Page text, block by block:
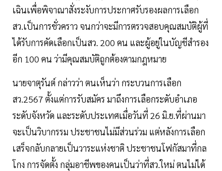
เฉินเพื่อพิจาณาสั่งระงับการประกาศรับรองผลการเลือก
สว.เป็นการชั่วคราว จนกว่าจะมีการตรวจสอบคุณสมบัติผู้ที่
ได้รับการคัดเลือกเป็นสว. 200 คน และผู้อยู่ในบัญชีสำรอง
อีก 100 คน ว่ามีคุณสมบัติถูกต้องตามกฎหมาย
นายจาตุรันต์ กล่าวว่า ตนเห็นว่า กระบวนการเลือก
สว.2567 ตั้งแต่การรับสมัคร มาถึงการเลือกระดับอำเภอ
ระดับจังหวัด และระดับประเทศเมื่อวันที่ 26 มิ.ย.ที่ผ่านมา
จะเป็นวิบากรรม ประชาชนไม่มีส่วนร่วม แต่หลังการเลือก
เสร็จกลับกลายเป็นวาระแห่งชาติ ประชาชนโฟกัสมาที่กล
โกง การจัดตั้ง กลุ่มอาชีพของคนเป็นว่าที่สว.ใหม่ ตนไม่ได้